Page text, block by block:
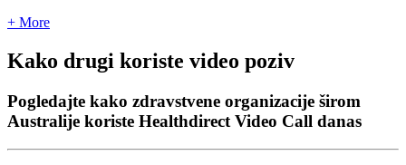
+ More
Kako drugi koriste video poziv
Pogledajte kako zdravstvene organizacije širom
Australije koriste Healthdirect Video Call danas